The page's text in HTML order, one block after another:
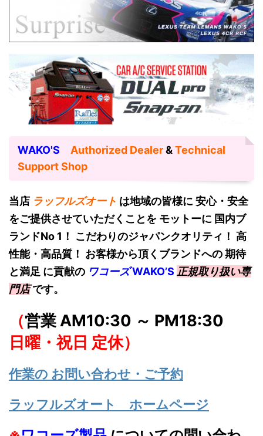
WAKO'S Authorized Dealer&Technical
Support Shop
当店 ラッフルズオート は地域の皆様に 安心・安全
をご提供させていただくことを モットーに 国内ブ
ランドNo 1！ こだわりのジャパンクオリティ！ 高
性能・高品質！ お客様から頂くブランドへの 期待
と満足 に貢献の ワコーズWAKO’S 正規取り扱い専
門店です。
（営業 AM10:30 ～ PM18:30
日曜・祝日 定休）
作業の お問い合わせ・ご予約
ラッフルズオート ホームページ